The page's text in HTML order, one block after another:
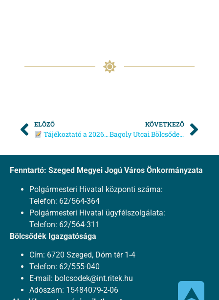
ELŐZŐ
Tájékoztató a 2026. évi bölcsődei beiratkozás rendjéről_Szentmihályi Bölcsőde
KÖVETKEZŐ
Bagoly Utcai Bölcsőde Beiratkozás
Fenntartó: Szeged Megyei Jogú Város Önkormányzata
Polgármesteri Hivatal központi száma:
Telefon: 62/564-364
Polgármesteri Hivatal ügyfélszolgálata:
Telefon: 62/564-311
Bölcsődék Igazgatósága
Cím: 6720 Szeged, Dóm tér 1-4
Telefon: 62/555-040
E-mail: bolcsodek@int.ritek.hu
Adószám: 15484079-2-06